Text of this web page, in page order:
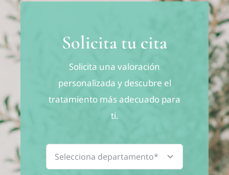
Solicita tu cita
Solicita una valoración
personalizada y descubre el
tratamiento más adecuado para
ti.